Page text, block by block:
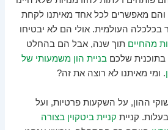
והם מאפשרים לכל אחד מאיתנו לקחת
בכלכלה העולמית. אולי הם לא יבטיחו
מהחיים תוך שנה, אבל הם בהחלט
בתוכנית שלכםבניית הון משמעותי של
. ומי מאיתנו לא רוצה את זה?
ההון, על השקעות פרטיות, ועל
קניית קניית ביטקוין בצורה